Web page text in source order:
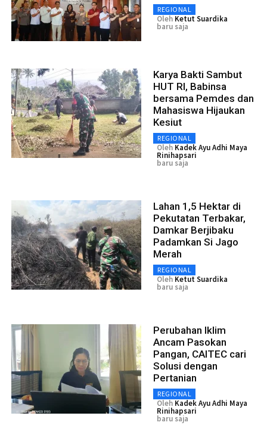
REGIONAL
Oleh Ketut Suardika
baru saja
Karya Bakti Sambut
HUT RI, Babinsa
bersama Pemdes dan
Mahasiswa Hijaukan
Kesiut
REGIONAL
Oleh Kadek Ayu Adhi Maya
Rinihapsari
baru saja
Lahan 1,5 Hektar di
Pekutatan Terbakar,
Damkar Berjibaku
Padamkan Si Jago
Merah
REGIONAL
Oleh Ketut Suardika
baru saja
Perubahan Iklim
Ancam Pasokan
Pangan, CAITEC cari
Solusi dengan
Pertanian
REGIONAL
Oleh Kadek Ayu Adhi Maya
Rinihapsari
baru saja